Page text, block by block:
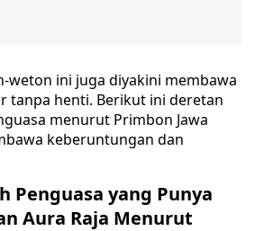
weton ini juga diyakini membawa
tanpa henti. Berikut ini deretan
menurut Primbon Jawa
keberuntungan dan
Penguasa yang Punya
Aura Raja Menurut